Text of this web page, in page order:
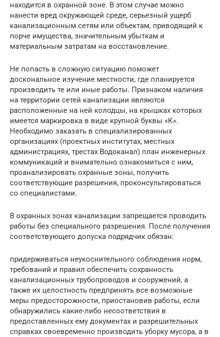
находится в охранной зоне. В этом случае можно
нанести вред окружающей среде, серьезный ущерб
канализационным сетям или объектам, приводящий к
порче имущества, значительным убыткам и
материальным затратам на восстановление.
Не попасть в сложную ситуацию поможет
доскональное изучение местности, где планируется
производить те или иные работы. Признаком наличия
на территории сетей канализации являются
расположенные на ней колодцы, на крышках которых
имеется маркировка в виде крупной буквы «К».
Необходимо заказать в специализированных
организациях (проектных институтах, местных
администрациях, трестах Водоканал) план инженерных
коммуникаций и внимательно ознакомиться с ним,
проанализировать охранные зоны, получить
соответствующие разрешения, проконсультироваться
со специалистами.
В охранных зонах канализации запрещается проводить
работы без специального разрешения. После получения
соответствующего допуска подрядчик обязан:
придерживаться неукоснительного соблюдения норм,
требований и правил обеспечить сохранность
канализационных трубопроводов и сооружений, а
также их целостность предпринять все возможные
меры предосторожности, приостановив работы, если
обнаружились какие-либо несоответствия в
предоставленных ему документах и разрешительных
справках своевременно производить уборку мусора, а в